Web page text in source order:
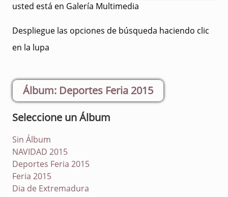
usted está en Galería Multimedia
Despliegue las opciones de búsqueda haciendo clic
en la lupa
Deportes Feria 2015
Seleccione un Álbum
Sin Álbum
NAVIDAD 2015
Deportes Feria 2015
Feria 2015
Dia de Extremadura